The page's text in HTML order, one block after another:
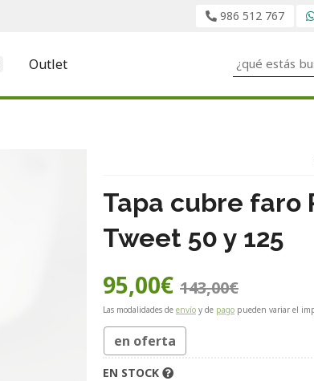
986 512 767
Outlet
Tapa cubre faro
Tweet 50 y 125
95,00€ 143,00€
Las modalidades de envío y de pago pueden variar el
en oferta
EN STOCK